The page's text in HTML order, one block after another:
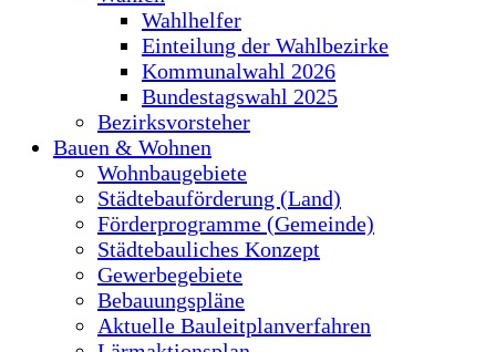
Wahlhelfer
Einteilung der Wahlbezirke
Kommunalwahl 2026
Bundestagswahl 2025
Bezirksvorsteher
Bauen & Wohnen
Wohnbaugebiete
Städtebauförderung (Land)
Förderprogramme (Gemeinde)
Städtebauliches Konzept
Gewerbegebiete
Bebauungspläne
Aktuelle Bauleitplanverfahren